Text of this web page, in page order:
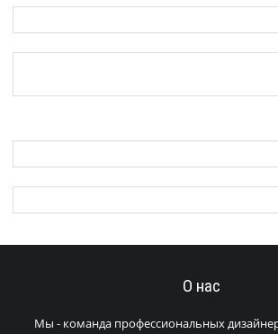
О нас
Мы - команда профессиональных